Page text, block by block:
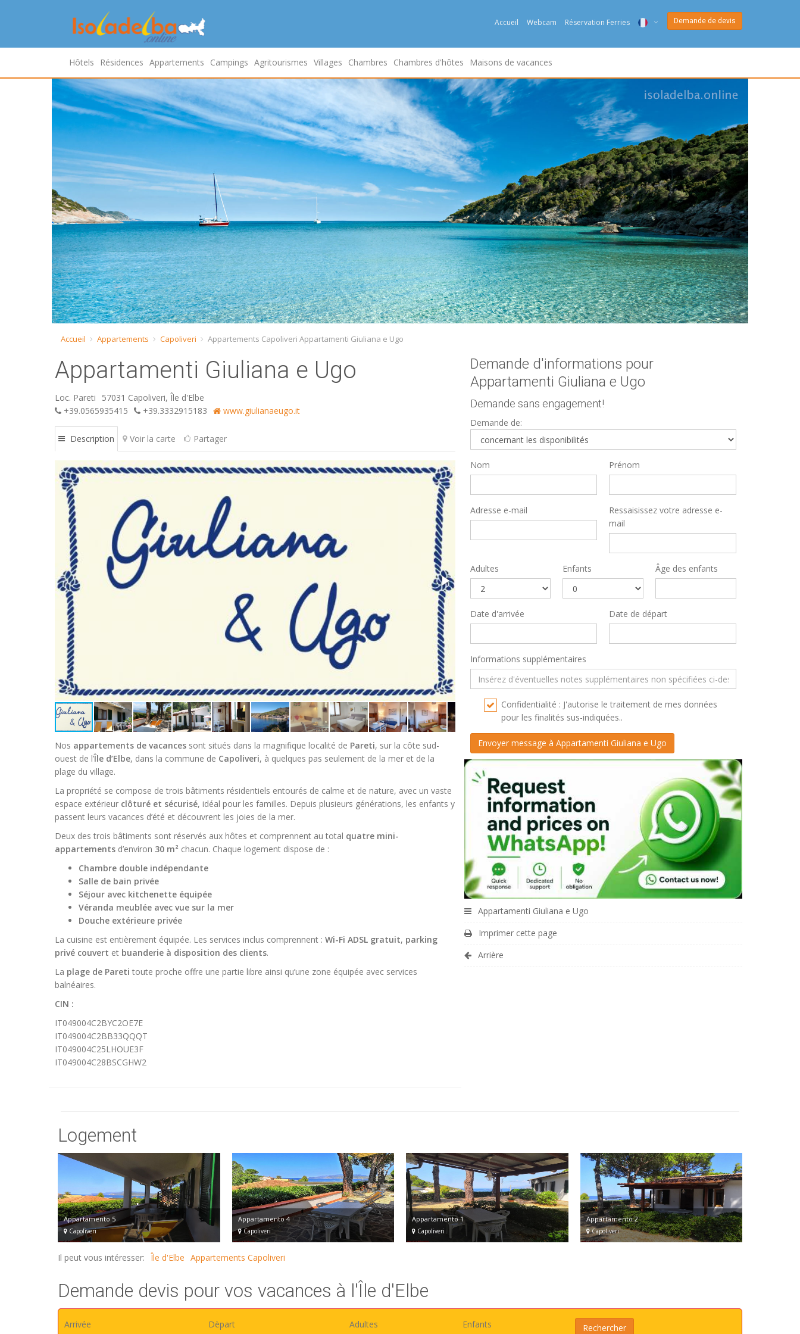
Accueil Webcam Réservation Ferries
ENG
DEU
NED
FRA
PYC
DAN
ESP
SLO
Demande de devis
Hôtels Résidences Appartements Campings Agritourismes Villages Chambres Chambres d'hôtes Maisons de vacances
Accueil Appartements Capoliveri Appartements Capoliveri Appartamenti Giuliana e Ugo
Appartamenti Giuliana e Ugo
Loc. Pareti
57031 Capoliveri, Île d'Elbe
+39.0565935415
+39.3332915183 www.giulianaeugo.it
Description Voir la carte Partager
Nos appartements de vacances sont situés dans la magnifique localité de Pareti, sur la côte sud-
ouest de l’Île d’Elbe, dans la commune de Capoliveri, à quelques pas seulement de la mer et de la
plage du village.
La propriété se compose de trois bâtiments résidentiels entourés de calme et de nature, avec un vaste
espace extérieur clôturé et sécurisé, idéal pour les familles. Depuis plusieurs générations, les enfants y
passent leurs vacances d’été et découvrent les joies de la mer.
Deux des trois bâtiments sont réservés aux hôtes et comprennent au total quatre mini-
appartements d’environ 30 m² chacun. Chaque logement dispose de :
Chambre double indépendante
Salle de bain privée
Séjour avec kitchenette équipée
Véranda meublée avec vue sur la mer
Douche extérieure privée
La cuisine est entièrement équipée. Les services inclus comprennent : Wi-Fi ADSL gratuit, parking
privé couvert et buanderie à disposition des clients.
La plage de Pareti toute proche offre une partie libre ainsi qu’une zone équipée avec services
balnéaires.
CIN :
IT049004C2BYC2OE7E
IT049004C2BB33QQQT
IT049004C25LHOUE3F
IT049004C28BSCGHW2
Demande d'informations pour
Appartamenti Giuliana e Ugo
Demande sans engagement!
Demande de:
Nom Prénom
Adresse e-mail
Ressaisissez votre adresse e-
mail
Adultes Enfants Âge des enfants
Date d'arrivée Date de départ
Informations supplémentaires
Confidentialité : J'autorise le traitement de mes données
pour les finalités sus-indiquées..
Appartamenti Giuliana e Ugo
Imprimer cette page
Arrière
Logement
Appartamento 5
Capoliveri
Appartamento 4
Capoliveri
Appartamento 1
Capoliveri
Appartamento 2
Capoliveri
Il peut vous intéresser: Île d'Elbe Appartements Capoliveri
Demande devis pour vos vacances à l'Île d'Elbe
Arrivée Dèpart Adultes Enfants